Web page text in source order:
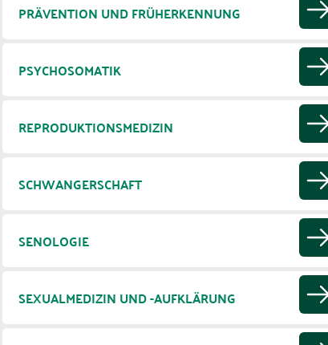
PRÄVENTION UND FRÜHERKENNUNG
PSYCHOSOMATIK
REPRODUKTIONSMEDIZIN
SCHWANGERSCHAFT
SENOLOGIE
SEXUALMEDIZIN UND -AUFKLÄRUNG